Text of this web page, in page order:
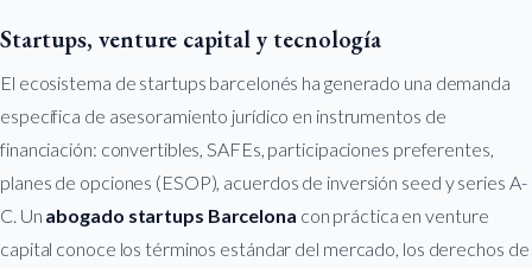
Startups, venture capital y tecnología
El ecosistema de startups barcelonés ha generado una demanda
específica de asesoramiento jurídico en instrumentos de
financiación: convertibles, SAFEs, participaciones preferentes,
planes de opciones (ESOP), acuerdos de inversión seed y series A-
C. Un abogado startups Barcelona con práctica en venture
capital conoce los términos estándar del mercado, los derechos de